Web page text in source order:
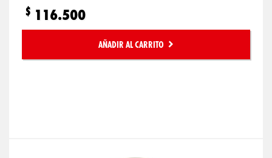
$ 116.500
AÑADIR AL CARRITO